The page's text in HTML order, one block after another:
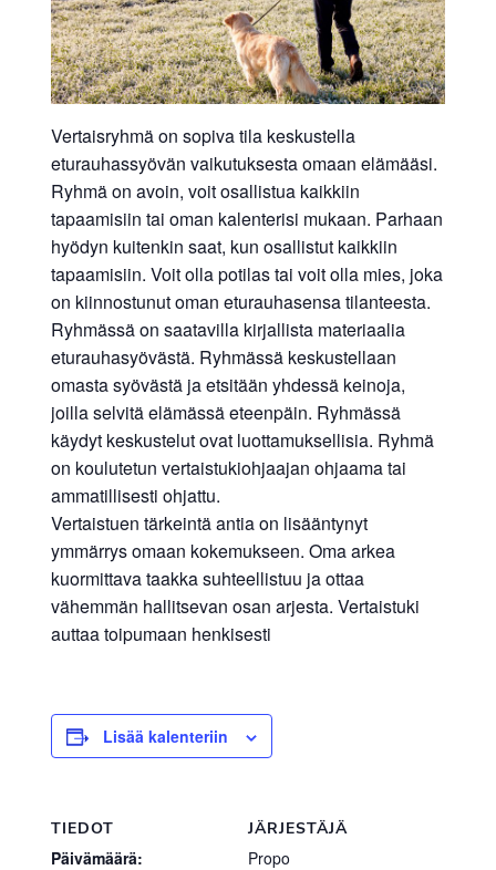
Vertaisryhmä on sopiva tila keskustella
eturauhassyövän vaikutuksesta omaan elämääsi.
Ryhmä on avoin, voit osallistua kaikkiin
tapaamisiin tai oman kalenterisi mukaan. Parhaan
hyödyn kuitenkin saat, kun osallistut kaikkiin
tapaamisiin. Voit olla potilas tai voit olla mies, joka
on kiinnostunut oman eturauhasensa tilanteesta.
Ryhmässä on saatavilla kirjallista materiaalia
eturauhasyövästä. Ryhmässä keskustellaan
omasta syövästä ja etsitään yhdessä keinoja,
joilla selvitä elämässä eteenpäin. Ryhmässä
käydyt keskustelut ovat luottamuksellisia. Ryhmä
on koulutetun vertaistukiohjaajan ohjaama tai
ammatillisesti ohjattu.
Vertaistuen tärkeintä antia on lisääntynyt
ymmärrys omaan kokemukseen. Oma arkea
kuormittava taakka suhteellistuu ja ottaa
vähemmän hallitsevan osan arjesta. Vertaistuki
auttaa toipumaan henkisesti
Lisää kalenteriin
TIEDOT
Päivämäärä:
JÄRJESTÄJÄ
Propo